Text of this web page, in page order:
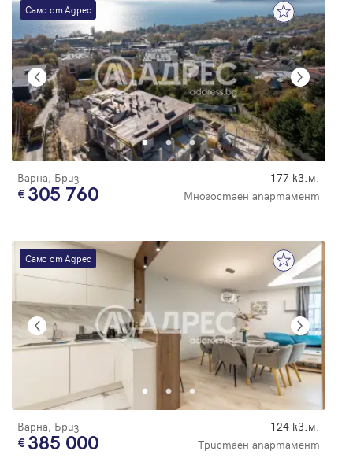
Само от Адрес
Варна, Бриз 177 кв.м.
305 760 Многостаен апартамент
Само от Адрес
Варна, Бриз 124 кв.м.
385 000 Тристаен апартамент